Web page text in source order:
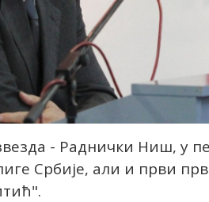
- Раднички Ниш, у
Србије, али и први